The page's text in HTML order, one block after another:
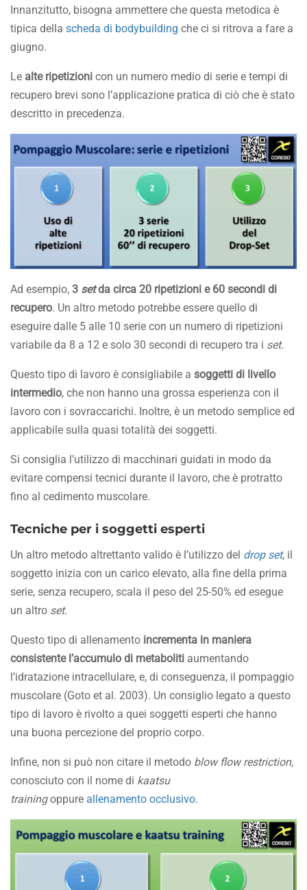
Innanzitutto, bisogna ammettere che questa metodica è
tipica della scheda di bodybuilding che ci si ritrova a fare a
giugno.
Le alte ripetizioni con un numero medio di serie e tempi di
recupero brevi sono l’applicazione pratica di ciò che è stato
descritto in precedenza.
Ad esempio, 3 setda circa 20 ripetizioni e 60 secondi di
recupero. Un altro metodo potrebbe essere quello di
eseguire dalle 5 alle 10 serie con un numero di ripetizioni
variabile da 8 a 12 e solo 30 secondi di recupero tra i set.
Questo tipo di lavoro è consigliabile a soggetti di livello
intermedio, che non hanno una grossa esperienza con il
lavoro con i sovraccarichi. Inoltre, è un metodo semplice ed
applicabile sulla quasi totalità dei soggetti.
Si consiglia l’utilizzo di macchinari guidati in modo da
evitare compensi tecnici durante il lavoro, che è protratto
fino al cedimento muscolare.
Tecniche per i soggetti esperti
Un altro metodo altrettanto valido è l’utilizzo del drop set, il
soggetto inizia con un carico elevato, alla fine della prima
serie, senza recupero, scala il peso del 25-50% ed esegue
un altro set.
Questo tipo di allenamento incrementa in maniera
consistente l’accumulo di metaboliti aumentando
l’idratazione intracellulare, e, di conseguenza, il pompaggio
muscolare (Goto et al. 2003). Un consiglio legato a questo
tipo di lavoro è rivolto a quei soggetti esperti che hanno
una buona percezione del proprio corpo.
Infine, non si può non citare il metodo blow flow restriction,
conosciuto con il nome di kaatsu
trainingoppure allenamento occlusivo.